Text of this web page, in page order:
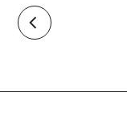
arrow_back_ios